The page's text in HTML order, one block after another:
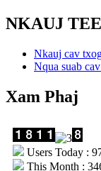
NKAUJ
Nkauj cav
Nqua suab
Xam Phaj
Users Today :
This Month :